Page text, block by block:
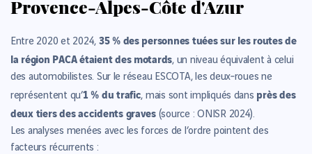
Provence-Alpes-Côte d'Azur
Entre 2020 et 2024, 35 % des personnes tuées sur les routes de
la région PACA étaient des motards, un niveau équivalent à celui
des automobilistes. Sur le réseau ESCOTA, les deux‑roues ne
représentent qu’1 % du trafic, mais sont impliqués dans près des
deux tiers des accidents graves(source : ONISR 2024).
Les analyses menées avec les forces de l’ordre pointent des
facteurs récurrents :